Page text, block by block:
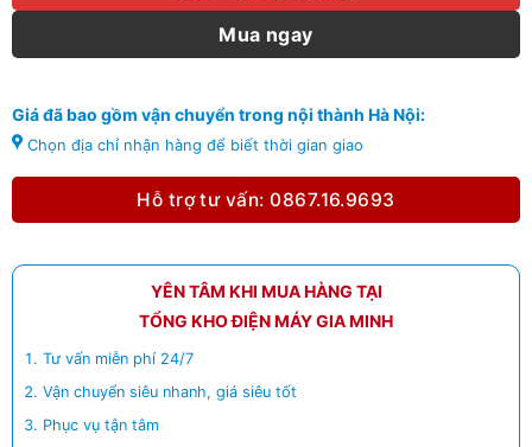
Mua ngay
Giá đã bao gồm vận chuyển trong nội thành Hà Nội:
Chọn địa chỉ nhận hàng để biết thời gian giao
Hỗ trợ tư vấn: 0867.16.9693
YÊN TÂM KHI MUA HÀNG TẠI
TỔNG KHO ĐIỆN MÁY GIA MINH
Tư vấn miễn phí 24/7
Vận chuyển siêu nhanh, giá siêu tốt
Phục vụ tận tâm